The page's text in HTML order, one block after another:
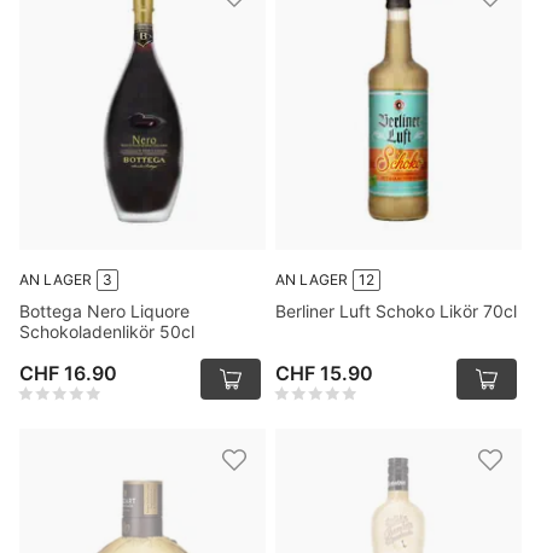
AN LAGER 3
Bottega Nero Liquore
Schokoladenlikör 50cl
CHF 16.90
AN LAGER 12
Berliner Luft Schoko Likör 70cl
CHF 15.90